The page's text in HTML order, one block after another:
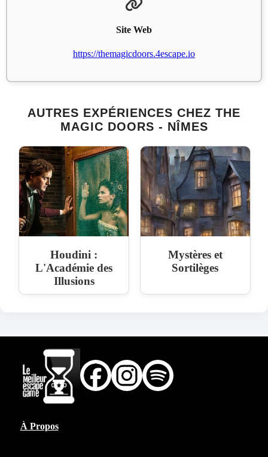
Site Web
https://themagicdoors.4escape.io
AUTRES EXPÉRIENCES CHEZ THE
MAGIC DOORS - NÎMES
Houdini :
L'Académie des
Illusions
Mystères et
Sortilèges
À Propos